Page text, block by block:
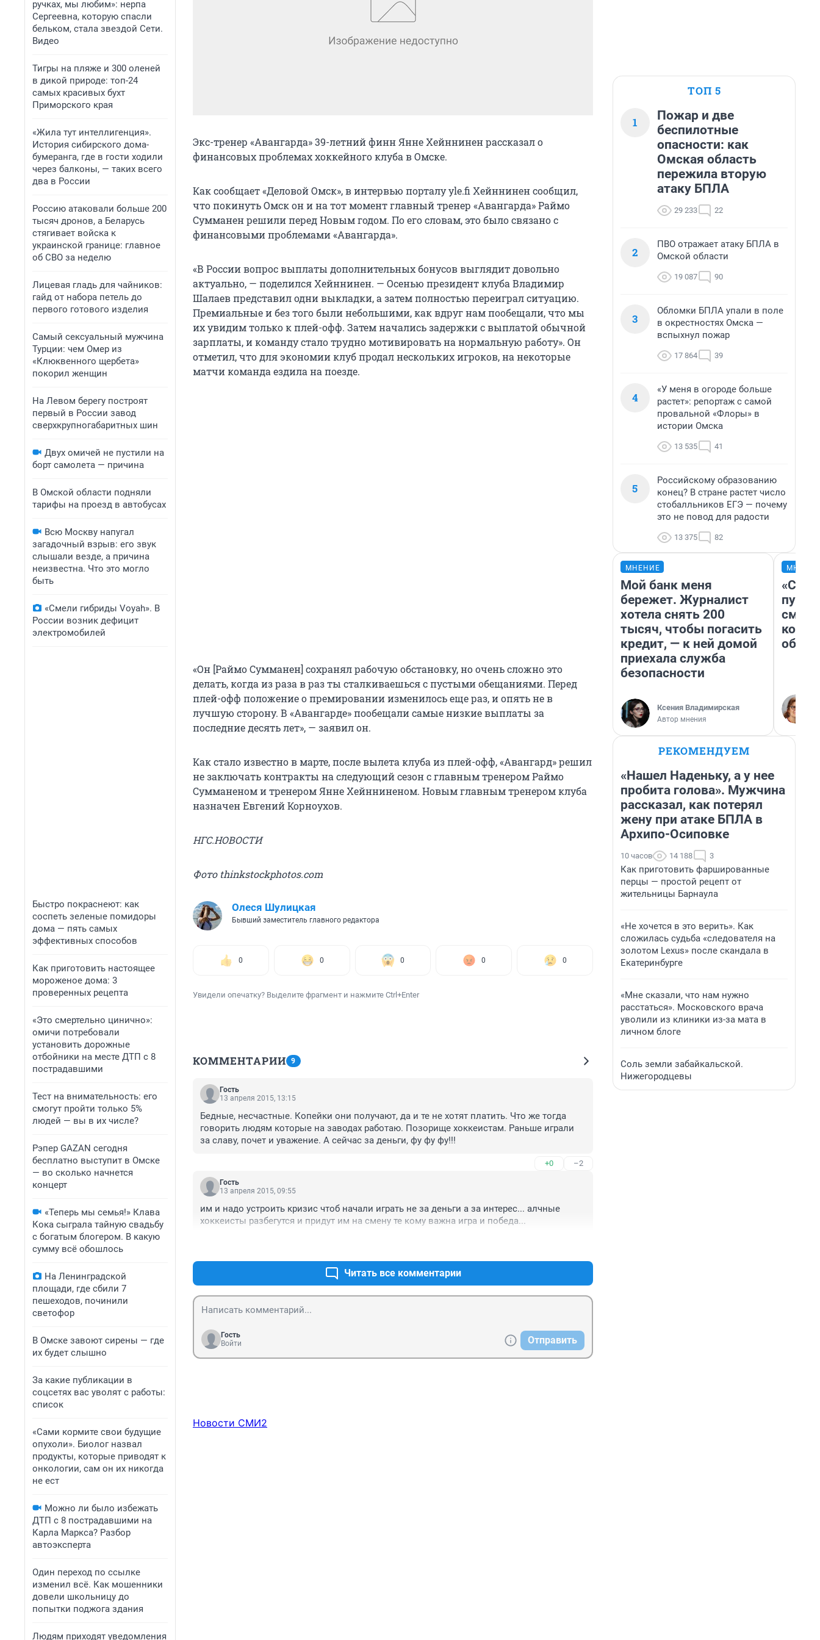
ручках, мы любим»: нерпа
Сергеевна, которую спасли
бельком, стала звездой Сети.
Видео
Тигры на пляже и 300 оленей
в дикой природе: топ-24
самых красивых бухт
Приморского края
«Жила тут интеллигенция».
История сибирского дома-
бумеранга, где в гости ходили
через балконы, — таких всего
два в России
Россию атаковали больше 200
тысяч дронов, а Беларусь
стягивает войска к
украинской границе: главное
об СВО за неделю
Лицевая гладь для чайников:
гайд от набора петель до
первого готового изделия
Самый сексуальный мужчина
Турции: чем Омер из
«Клюквенного щербета»
покорил женщин
На Левом берегу построят
первый в России завод
сверхкрупногабаритных шин
Двух омичей не пустили на
борт самолета — причина
В Омской области подняли
тарифы на проезд в автобусах
Всю Москву напугал
загадочный взрыв: его звук
слышали везде, а причина
неизвестна. Что это могло
быть
«Смели гибриды Voyah». В
России возник дефицит
электромобилей
Быстро покраснеют: как
соспеть зеленые помидоры
дома — пять самых
эффективных способов
Как приготовить настоящее
мороженое дома: 3
проверенных рецепта
«Это смертельно цинично»:
омичи потребовали
установить дорожные
отбойники на месте ДТП с 8
пострадавшими
Тест на внимательность: его
смогут пройти только 5%
людей — вы в их числе?
Рэпер GAZAN сегодня
бесплатно выступит в Омске
— во сколько начнется
концерт
«Теперь мы семья!» Клава
Кока сыграла тайную свадьбу
с богатым блогером. В какую
сумму всё обошлось
На Ленинградской
площади, где сбили 7
пешеходов, починили
светофор
В Омске завоют сирены — где
их будет слышно
За какие публикации в
соцсетях вас уволят с работы:
список
«Сами кормите свои будущие
опухоли». Биолог назвал
продукты, которые приводят к
онкологии, сам он их никогда
не ест
Можно ли было избежать
ДТП с 8 пострадавшими на
Карла Маркса? Разбор
автоэксперта
Один переход по ссылке
изменил всё. Как мошенники
довели школьницу до
попытки поджога здания
Людям приходят уведомления
Экс-тренер «Авангарда» 39-летний финн Янне Хейннинен рассказал о
финансовых проблемах хоккейного клуба в Омске.
Как сообщает «Деловой Омск», в интервью порталу yle.fi Хейннинен сообщил,
что покинуть Омск он и на тот момент главный тренер «Авангарда» Раймо
Сумманен решили перед Новым годом. По его словам, это было связано с
финансовыми проблемами «Авангарда».
«В России вопрос выплаты дополнительных бонусов выглядит довольно
актуально, — поделился Хейннинен. — Осенью президент клуба Владимир
Шалаев представил одни выкладки, а затем полностью переиграл ситуацию.
Премиальные и без того были небольшими, как вдруг нам пообещали, что мы
их увидим только к плей-офф. Затем начались задержки с выплатой обычной
зарплаты, и команду стало трудно мотивировать на нормальную работу». Он
отметил, что для экономии клуб продал нескольких игроков, на некоторые
матчи команда ездила на поезде.
«Он [Раймо Сумманен] сохранял рабочую обстановку, но очень сложно это
делать, когда из раза в раз ты сталкиваешься с пустыми обещаниями. Перед
плей-офф положение о премировании изменилось еще раз, и опять не в
лучшую сторону. В «Авангарде» пообещали самые низкие выплаты за
последние десять лет», — заявил он.
Как стало известно в марте, после вылета клуба из плей-офф, «Авангард» решил
не заключать контракты на следующий сезон с главным тренером Раймо
Сумманеном и тренером Янне Хейнниненом. Новым главным тренером клуба
назначен Евгений Корноухов.
НГС.НОВОСТИ
Фото thinkstockphotos.com
Олеся Шулицкая
Бывший заместитель главного редактора
0 0 0 0 0
Увидели опечатку? Выделите фрагмент и нажмите Ctrl+Enter
КОММЕНТАРИИ 9
Гость
13 апреля 2015, 13:15
Бедные, несчастные. Копейки они получают, да и те не хотят платить. Что же тогда
говорить людям которые на заводах работаю. Позорище хоккеистам. Раньше играли
за славу, почет и уважение. А сейчас за деньги, фу фу фу!!!
+0 –2
Гость
13 апреля 2015, 09:55
им и надо устроить кризис чтоб начали играть не за деньги а за интерес... алчные
хоккеисты разбегутся и придут им на смену те кому важна игра и победа...
Читать все комментарии
Гость
Войти
Отправить
Новости СМИ2
ТОП 5
1
Пожар и две
беспилотные
опасности: как
Омская область
пережила вторую
атаку БПЛА
29 233 22
2
ПВО отражает атаку БПЛА в
Омской области
19 087 90
3
Обломки БПЛА упали в поле
в окрестностях Омска —
вспыхнул пожар
17 864 39
4
«У меня в огороде больше
растет»: репортаж с самой
провальной «Флоры» в
истории Омска
13 535 41
5
Российскому образованию
конец? В стране растет число
стобалльников ЕГЭ — почему
это не повод для радости
13 375 82
МНЕНИЕ
Мой банк меня
бережет. Журналист
хотела снять 200
тысяч, чтобы погасить
кредит, — к ней домой
приехала служба
безопасности
Ксения Владимирская
Автор мнения
РЕКОМЕНДУЕМ
«Нашел Наденьку, а у нее
пробита голова». Мужчина
рассказал, как потерял
жену при атаке БПЛА в
Архипо-Осиповке
10 часов 14 188 3
Как приготовить фаршированные
перцы — простой рецепт от
жительницы Барнаула
«Не хочется в это верить». Как
сложилась судьба «следователя на
золотом Lexus» после скандала в
Екатеринбурге
«Мне сказали, что нам нужно
расстаться». Московского врача
уволили из клиники из-за мата в
личном блоге
Соль земли забайкальской.
Нижегородцевы